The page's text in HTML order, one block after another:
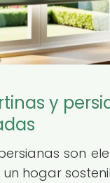
y
son
hogar